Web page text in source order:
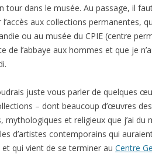
tour dans le musée. Au passage, il
aux collections permanentes,
ou au musée du CPIE (centre
de l’abbaye aux hommes et que je
juste vous parler de quelques
– dont beaucoup d’œuvres des
et religieux que j’ai du
d’artistes contemporains qui
et qui vient de se terminer au Centre